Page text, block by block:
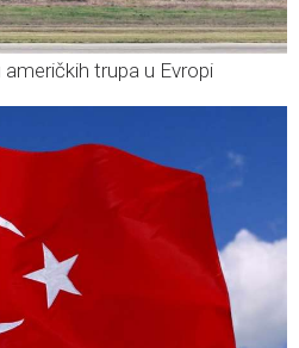
trupa u Evropi